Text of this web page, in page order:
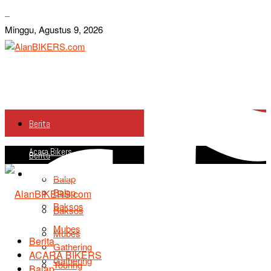
Minggu, Agustus 9, 2026
Berita
Acara Bikers
Balap
Baksos
Mubes
Gathering
Berita
Acara Bikers
Balap
Baksos
Mubes
Gathering
Touring
Berita
ACARA BIKERS